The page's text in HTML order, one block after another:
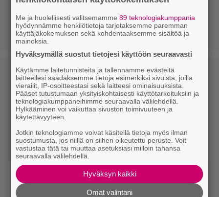
Me ja huolellisesti valitsemamme89 teknologiakumppania
hyödynnämme henkilötietoja tarjotaksemme paremman
käyttäjäkokemuksen sekä kohdentaaksemme sisältöä ja
mainoksia.
Hyväksymällä suostut tietojesi käyttöön seuraavasti
Käytämme laitetunnisteita ja tallennamme evästeitä
laitteellesi saadaksemme tietoja esimerkiksi sivuista, joilla
vierailit, IP-osoitteestasi sekä laitteesi ominaisuuksista.
Pääset tutustumaan yksityiskohtaisesti käyttötarkoituksiin ja
teknologiakumppaneihimme seuraavalla välilehdellä.
Hylkääminen voi vaikuttaa sivuston toimivuuteen ja
käytettävyyteen.
Jotkin teknologiamme voivat käsitellä tietoja myös ilman
suostumusta, jos niillä on siihen oikeutettu peruste. Voit
vastustaa tätä tai muuttaa asetuksiasi milloin tahansa
seuraavalla välilehdellä.
Hyväksyn kaikki
Omat valintani